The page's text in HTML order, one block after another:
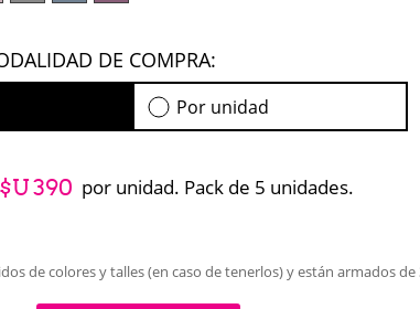
DE COMPRA:
Por unidad
$U 390 por unidad. Pack de 5 unidades.
de colores y talles (en caso de tenerlos) y están armados